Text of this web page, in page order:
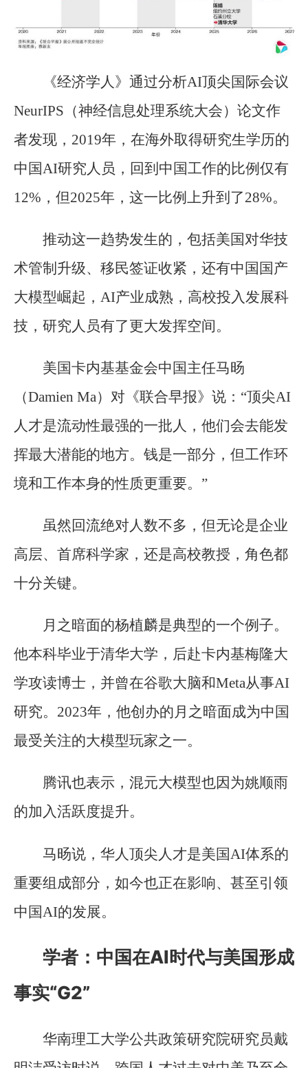
《经济学人》通过分析AI顶尖国际会议
NeurIPS（神经信息处理系统大会）论文作
者发现，2019年，在海外取得研究生学历的
中国AI研究人员，回到中国工作的比例仅有
12%，但2025年，这一比例上升到了28%。
推动这一趋势发生的，包括美国对华技
术管制升级、移民签证收紧，还有中国国产
大模型崛起，AI产业成熟，高校投入发展科
技，研究人员有了更大发挥空间。
美国卡内基基金会中国主任马旸
（Damien Ma）对《联合早报》说：“顶尖AI
人才是流动性最强的一批人，他们会去能发
挥最大潜能的地方。钱是一部分，但工作环
境和工作本身的性质更重要。”
虽然回流绝对人数不多，但无论是企业
高层、首席科学家，还是高校教授，角色都
十分关键。
月之暗面的杨植麟是典型的一个例子。
他本科毕业于清华大学，后赴卡内基梅隆大
学攻读博士，并曾在谷歌大脑和Meta从事AI
研究。2023年，他创办的月之暗面成为中国
最受关注的大模型玩家之一。
腾讯也表示，混元大模型也因为姚顺雨
的加入活跃度提升。
马旸说，华人顶尖人才是美国AI体系的
重要组成部分，如今也正在影响、甚至引领
中国AI的发展。
学者：中国在AI时代与美国形成
事实“G2”
华南理工大学公共政策研究院研究员戴